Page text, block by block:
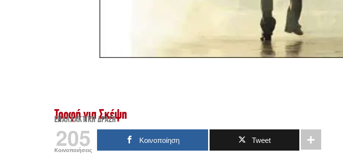
Τροφή για Σκέψη
ΕΝΑΛΛΑΚΤΙΚΉ ΔΡΆΣΗ
205
Κοινοποιήσεις
Κοινοποίηση Tweet